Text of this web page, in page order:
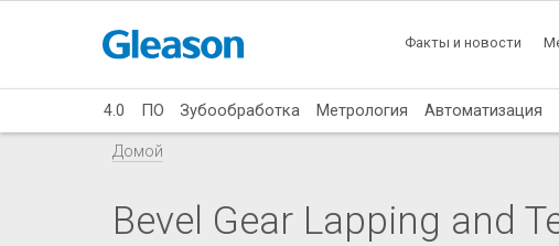
Факты и новости
4.0 ПО Зубообработка Метрология Автоматизация
Домой
Bevel Gear Lapping and